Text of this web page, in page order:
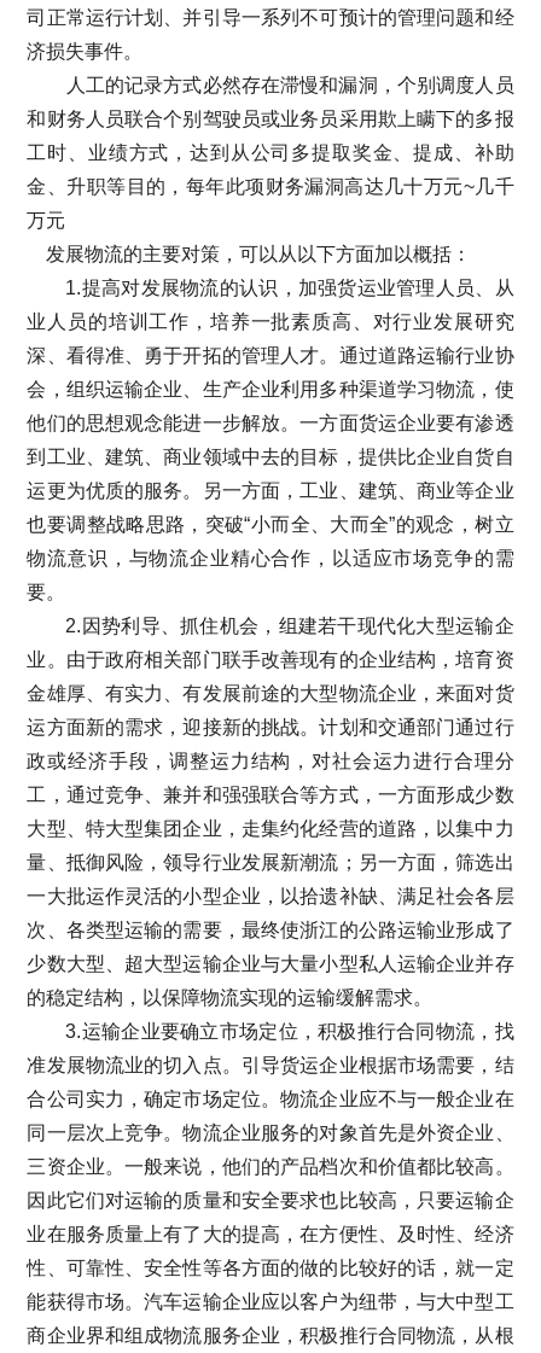
司正常运行计划、并引导一系列不可预计的管理问题和经
济损失事件。
人工的记录方式必然存在滞慢和漏洞，个别调度人员
和财务人员联合个别驾驶员或业务员采用欺上瞒下的多报
工时、业绩方式，达到从公司多提取奖金、提成、补助
金、升职等目的，每年此项财务漏洞高达几十万元~几千
万元
发展物流的主要对策，可以从以下方面加以概括：
1.提高对发展物流的认识，加强货运业管理人员、从
业人员的培训工作，培养一批素质高、对行业发展研究
深、看得准、勇于开拓的管理人才。通过道路运输行业协
会，组织运输企业、生产企业利用多种渠道学习物流，使
他们的思想观念能进一步解放。一方面货运企业要有渗透
到工业、建筑、商业领域中去的目标，提供比企业自货自
运更为优质的服务。另一方面，工业、建筑、商业等企业
也要调整战略思路，突破“小而全、大而全”的观念，树立
物流意识，与物流企业精心合作，以适应市场竞争的需
要。
2.因势利导、抓住机会，组建若干现代化大型运输企
业。由于政府相关部门联手改善现有的企业结构，培育资
金雄厚、有实力、有发展前途的大型物流企业，来面对货
运方面新的需求，迎接新的挑战。计划和交通部门通过行
政或经济手段，调整运力结构，对社会运力进行合理分
工，通过竞争、兼并和强强联合等方式，一方面形成少数
大型、特大型集团企业，走集约化经营的道路，以集中力
量、抵御风险，领导行业发展新潮流；另一方面，筛选出
一大批运作灵活的小型企业，以拾遗补缺、满足社会各层
次、各类型运输的需要，最终使浙江的公路运输业形成了
少数大型、超大型运输企业与大量小型私人运输企业并存
的稳定结构，以保障物流实现的运输缓解需求。
3.运输企业要确立市场定位，积极推行合同物流，找
准发展物流业的切入点。引导货运企业根据市场需要，结
合公司实力，确定市场定位。物流企业应不与一般企业在
同一层次上竞争。物流企业服务的对象首先是外资企业、
三资企业。一般来说，他们的产品档次和价值都比较高。
因此它们对运输的质量和安全要求也比较高，只要运输企
业在服务质量上有了大的提高，在方便性、及时性、经济
性、可靠性、安全性等各方面的做的比较好的话，就一定
能获得市场。汽车运输企业应以客户为纽带，与大中型工
商企业界和组成物流服务企业，积极推行合同物流，从根